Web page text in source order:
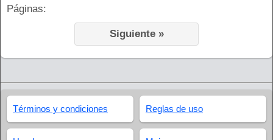
Páginas:
Siguiente »
Términos y condiciones Reglas de uso